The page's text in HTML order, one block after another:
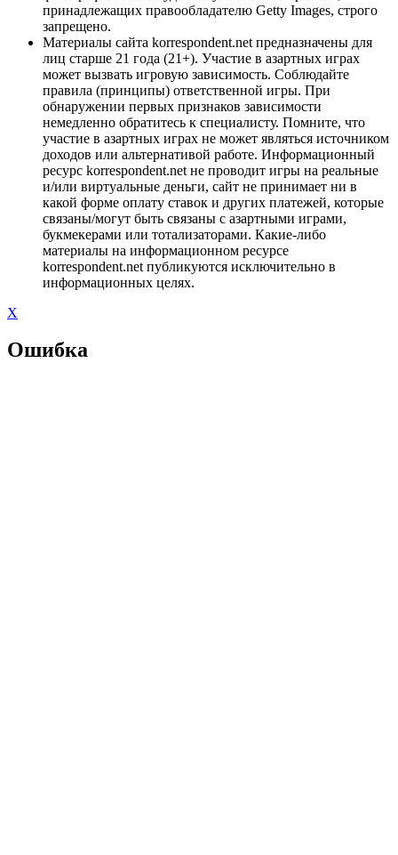
принадлежащих правообладателю Getty Images, строго
запрещено.
Материалы сайта korrespondent.net предназначены для
лиц старше 21 года (21+). Участие в азартных играх
может вызвать игровую зависимость. Соблюдайте
правила (принципы) ответственной игры. При
обнаружении первых признаков зависимости
немедленно обратитесь к специалисту. Помните, что
участие в азартных играх не может являться источником
доходов или альтернативой работе. Информационный
ресурс korrespondent.net не проводит игры на реальные
и/или виртуальные деньги, сайт не принимает ни в
какой форме оплату ставок и других платежей, которые
связаны/могут быть связаны с азартными играми,
букмекерами или тотализаторами. Какие-либо
материалы на информационном ресурсе
korrespondent.net публикуются исключительно в
информационных целях.
X
Ошибка